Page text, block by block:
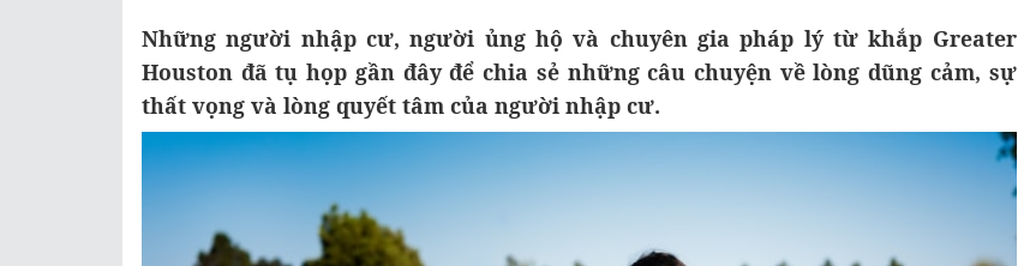
Những người nhập cư, người ủng hộ và chuyên gia pháp lý từ khắp Greater
Houston đã tụ họp gần đây để chia sẻ những câu chuyện về lòng dũng cảm, sự
thất vọng và lòng quyết tâm của người nhập cư.